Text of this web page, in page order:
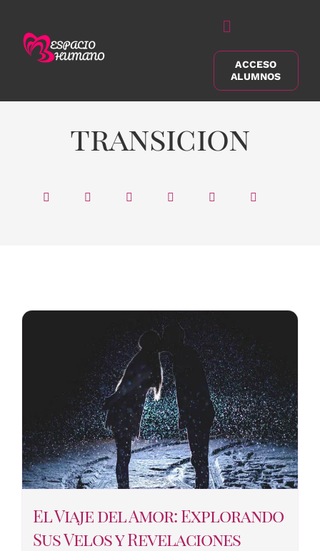
contenido
Alternar
navegación
Buscar:
ACCESO
ALUMNOS
transicion
El Viaje del Amor: Explorando
Sus Velos y Revelaciones